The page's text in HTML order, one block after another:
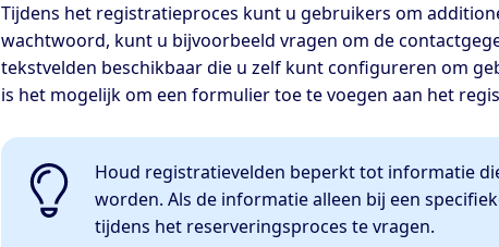
Tijdens het registratieproces kunt u gebruikers om
wachtwoord, kunt u bijvoorbeeld vragen om de
tekstvelden beschikbaar die u zelf kunt configureren om
is het mogelijk om een formulier toe te voegen aan het
Houd registratievelden beperkt tot informatie
worden. Als de informatie alleen bij een
tijdens het reserveringsproces te vragen.